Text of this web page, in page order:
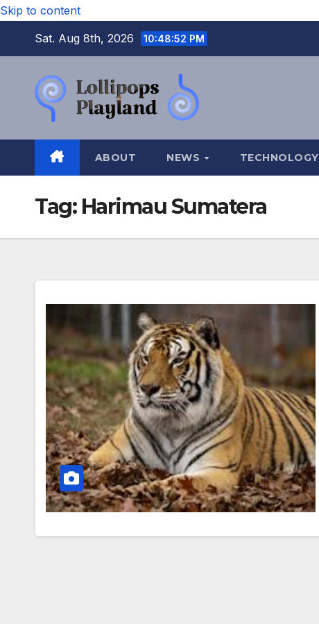
Skip to content
Sat. Aug 8th, 2026
10:48:53 PM
ABOUT NEWS TECHNOLOGY
Tag: Harimau Sumatera